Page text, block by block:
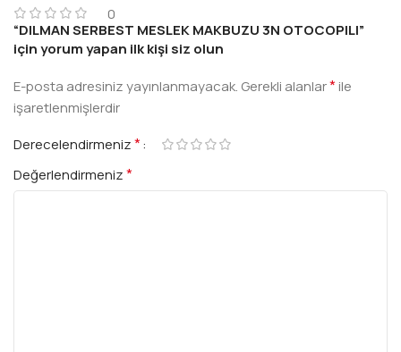
0
“DILMAN SERBEST MESLEK MAKBUZU 3N OTOCOPILI”
için yorum yapan ilk kişi siz olun
E-posta adresiniz yayınlanmayacak. Gerekli alanlar*ile
işaretlenmişlerdir
Derecelendirmeniz*
Değerlendirmeniz*